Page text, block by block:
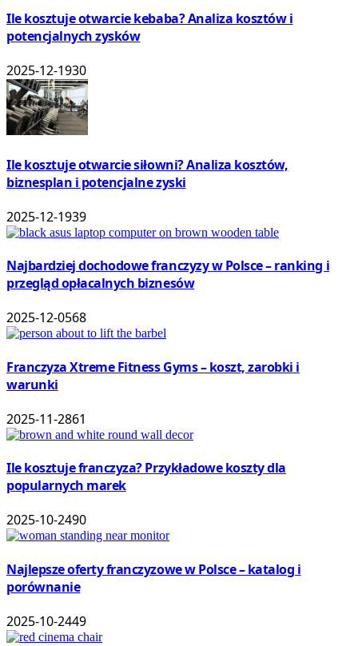
Ile kosztuje otwarcie kebaba? Analiza kosztów i
potencjalnych zysków
2025-12-1930
Ile kosztuje otwarcie siłowni? Analiza kosztów,
biznesplan i potencjalne zyski
2025-12-1939
Najbardziej dochodowe franczyzy w Polsce – ranking i
przegląd opłacalnych biznesów
2025-12-0568
Franczyza Xtreme Fitness Gyms – koszt, zarobki i
warunki
2025-11-2861
Ile kosztuje franczyza? Przykładowe koszty dla
popularnych marek
2025-10-2490
Najlepsze oferty franczyzowe w Polsce – katalog i
porównanie
2025-10-2449